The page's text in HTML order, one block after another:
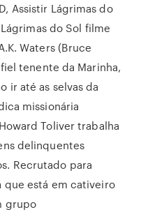
Assistir Lágrimas do
do Sol filme
Waters (Bruce
tenente da Marinha,
ir até as selvas da
missionária
Toliver trabalha
delinquentes
Recrutado para
que está em cativeiro
grupo